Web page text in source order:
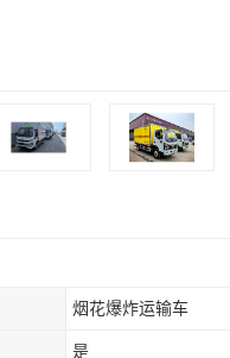
烟花爆炸运输车
是